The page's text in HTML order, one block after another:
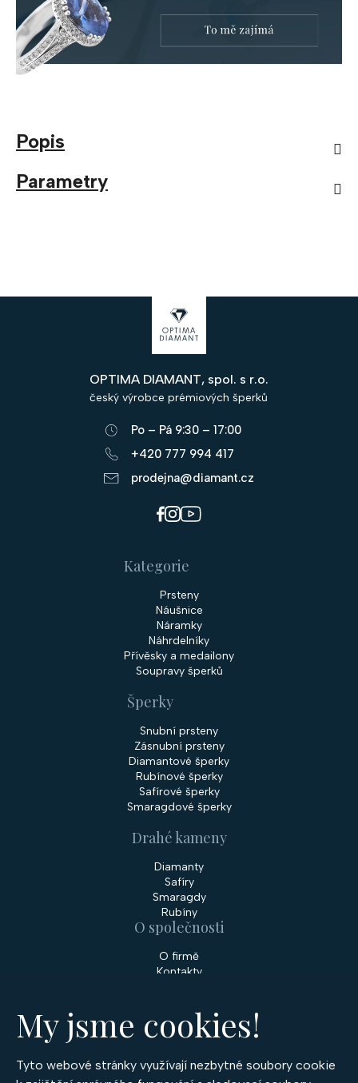
My jsme cookies!
Tyto webové stránky využívají nezbytné soubory cookie
Popis
Parametry
OPTIMA DIAMANT, spol. s r.o.
český výrobce prémiových šperků
Po – Pá 9:30 – 17:00
+420 777 994 417
prodejna@diamant.cz
Kategorie
Prsteny
Náušnice
Náramky
Náhrdelníky
Přívěsky a medailony
Soupravy šperků
Šperky
Snubní prsteny
Zásnubní prsteny
Diamantové šperky
Rubínové šperky
Safírové šperky
Smaragdové šperky
Drahé kameny
Diamanty
Safíry
Smaragdy
Rubíny
O společnosti
O firmě
Kontakty
Služby
Zakázková výroba šperků
Nakupování